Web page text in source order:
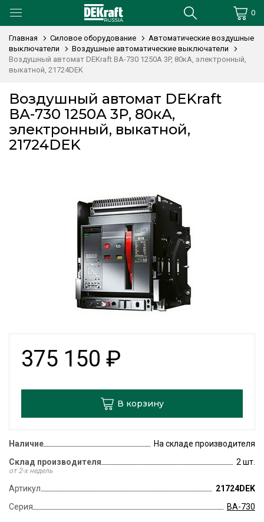
0
Главная Силовое оборудование
Автоматические воздушные
выключатели
Воздушные автоматические выключатели
Воздушный автомат DEKraft ВА-730 1250А 3P, 80кА, электронный,
выкатной, 21724DEK
Воздушный автомат DEKraft
ВА-730 1250А 3P, 80кА,
электронный, выкатной,
21724DEK
375 150 ₽
В корзину
Наличие
На складе производителя
Склад производителя
от 2-х недель
2 шт.
Артикул
21724DEK
Серия
ВА-730